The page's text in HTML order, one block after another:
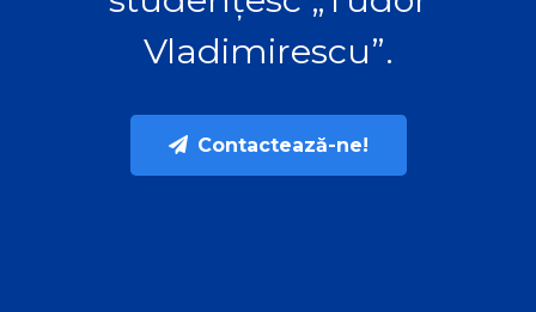
Vladimirescu”.
Contactează-ne!